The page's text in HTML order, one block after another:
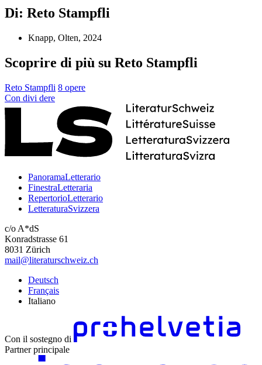
Di: Reto Stampfli
Knapp, Olten, 2024
Scoprire di più su Reto Stampfli
Reto Stampfli 8 opere
Con divi dere
PanoramaLetterario
FinestraLetteraria
RepertorioLetterario
LetteraturaSvizzera
c/o A*dS
Konradstrasse 61
8031 Zürich
mail@literaturschweiz.ch
Deutsch
Français
Italiano
Con il sostegno di
Partner principale